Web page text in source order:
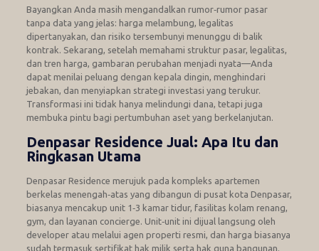
Bayangkan Anda masih mengandalkan rumor‑rumor pasar
tanpa data yang jelas: harga melambung, legalitas
dipertanyakan, dan risiko tersembunyi menunggu di balik
kontrak. Sekarang, setelah memahami struktur pasar, legalitas,
dan tren harga, gambaran perubahan menjadi nyata—Anda
dapat menilai peluang dengan kepala dingin, menghindari
jebakan, dan menyiapkan strategi investasi yang terukur.
Transformasi ini tidak hanya melindungi dana, tetapi juga
membuka pintu bagi pertumbuhan aset yang berkelanjutan.
Denpasar Residence Jual: Apa Itu dan
Ringkasan Utama
Denpasar Residence merujuk pada kompleks apartemen
berkelas menengah‑atas yang dibangun di pusat kota Denpasar,
biasanya mencakup unit 1‑3 kamar tidur, fasilitas kolam renang,
gym, dan layanan concierge. Unit‑unit ini dijual langsung oleh
developer atau melalui agen properti resmi, dan harga biasanya
sudah termasuk sertifikat hak milik serta hak guna bangunan.